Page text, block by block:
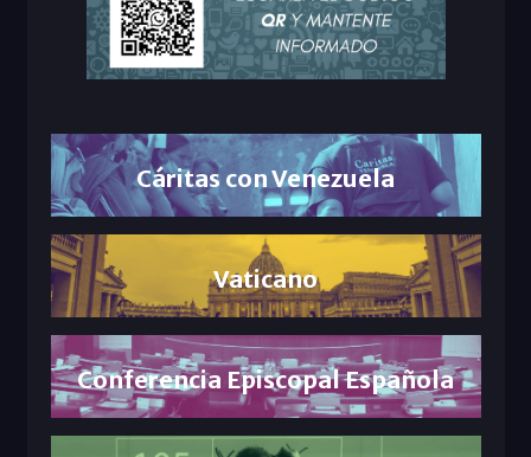
Cáritas con Venezuela
Vaticano
Conferencia Episcopal Española